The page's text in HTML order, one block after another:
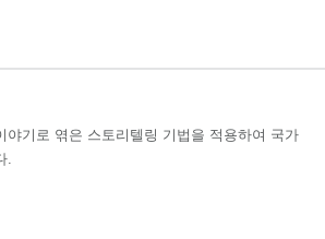
기로 엮은 스토리텔링 기법을 적용하여 국가
.